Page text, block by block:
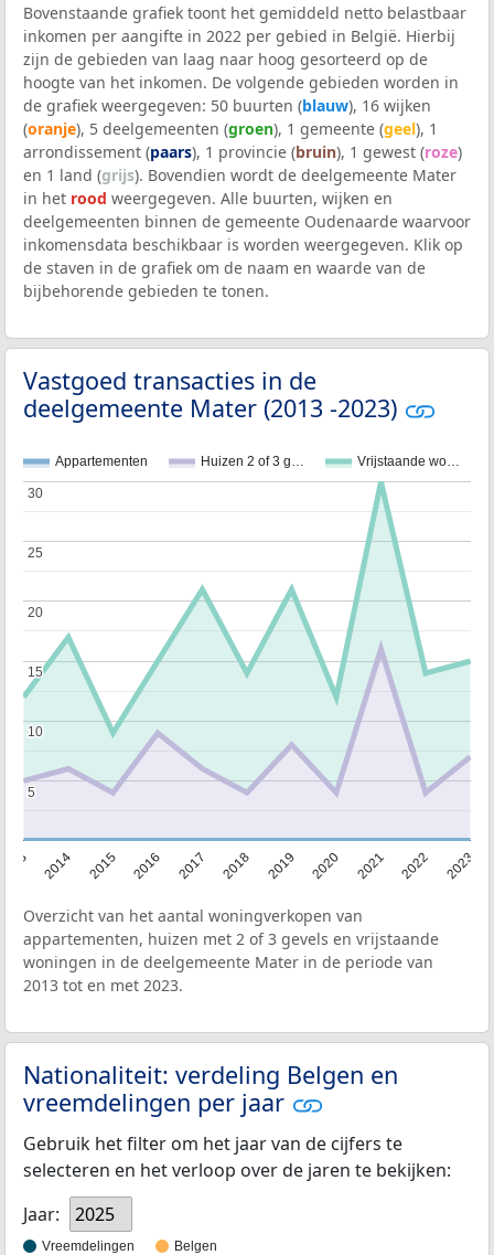
Bovenstaande grafiek toont het gemiddeld netto belastbaar
inkomen per aangifte in 2022 per gebied in België. Hierbij
zijn de gebieden van laag naar hoog gesorteerd op de
hoogte van het inkomen. De volgende gebieden worden in
de grafiek weergegeven: 50 buurten (blauw), 16 wijken
(oranje), 5 deelgemeenten (groen), 1 gemeente (geel), 1
arrondissement (paars), 1 provincie (bruin), 1 gewest (roze)
en 1 land (grijs). Bovendien wordt de deelgemeente Mater
in het rood weergegeven. Alle buurten, wijken en
deelgemeenten binnen de gemeente Oudenaarde waarvoor
inkomensdata beschikbaar is worden weergegeven. Klik op
de staven in de grafiek om de naam en waarde van de
bijbehorende gebieden te tonen.
Vastgoed transacties in de
deelgemeente Mater (2013 -2023)
Appartementen Huizen 2 of 3 g… Vrijstaande wo…
2014 2015 2016 2017 2018 2019 2020 2021 2022 2023
5
5
10
10
15
15
20
20
25
25
30
30
Overzicht van het aantal woningverkopen van
appartementen, huizen met 2 of 3 gevels en vrijstaande
woningen in de deelgemeente Mater in de periode van
2013 tot en met 2023.
Nationaliteit: verdeling Belgen en
vreemdelingen per jaar
Gebruik het filter om het jaar van de cijfers te
selecteren en het verloop over de jaren te bekijken:
Jaar:
2025
Vreemdelingen Belgen